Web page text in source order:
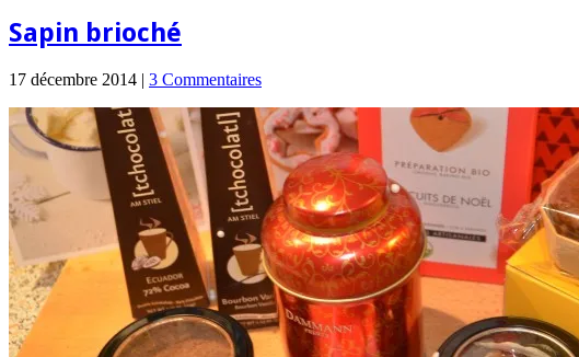
Sapin brioché
17 décembre 2014 | 3 Commentaires